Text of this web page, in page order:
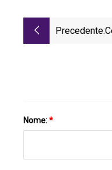
Precedente:
Nome:*